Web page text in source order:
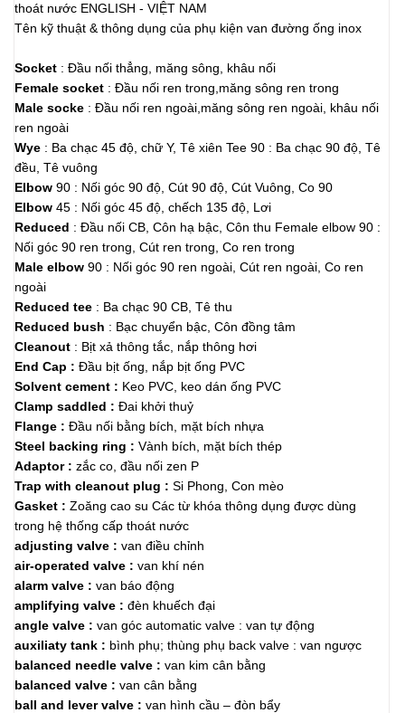
thoát nước ENGLISH - VIỆT NAM
Tên kỹ thuật & thông dụng của phụ kiện van đường ống inox
Socket: Đầu nối thẳng, măng sông, khâu nối
Female socket: Đầu nối ren trong,măng sông ren trong
Male socke : Đầu nối ren ngoài,măng sông ren ngoài, khâu nối
ren ngoài
Wye: Ba chạc 45 độ, chữ Y, Tê xiên Tee 90 : Ba chạc 90 độ, Tê
đều, Tê vuông
Elbow90 : Nối góc 90 độ, Cút 90 độ, Cút Vuông, Co 90
Elbow 45 : Nối góc 45 độ, chếch 135 độ, Lơi
Reduced : Đầu nối CB, Côn hạ bậc, Côn thu Female elbow 90 :
Nối góc 90 ren trong, Cút ren trong, Co ren trong
Male elbow90 : Nối góc 90 ren ngoài, Cút ren ngoài, Co ren
ngoài
Reduced tee: Ba chạc 90 CB, Tê thu
Reduced bush : Bạc chuyển bậc, Côn đồng tâm
Cleanout: Bịt xả thông tắc, nắp thông hơi
End Cap : Đầu bịt ống, nắp bịt ống PVC
Solvent cement : Keo PVC, keo dán ống PVC
Clamp saddled : Đai khởi thuỷ
Flange : Đầu nối bằng bích, mặt bích nhựa
Steel backing ring : Vành bích, mặt bích thép
Adaptor : zắc co, đầu nối zen P
Trap with cleanout plug : Si Phong, Con mèo
Gasket : Zoăng cao su Các từ khóa thông dụng được dùng
trong hệ thống cấp thoát nước
adjusting valve : van điều chỉnh
air-operated valve : van khí nén
alarm valve : van báo động
amplifying valve : đèn khuếch đại
angle valve : van góc automatic valve : van tự động
auxiliaty tank : bình phụ; thùng phụ back valve : van ngược
balanced needle valve : van kim cân bằng
balanced valve : van cân bằng
ball and lever valve : van hình cầu – đòn bẩy